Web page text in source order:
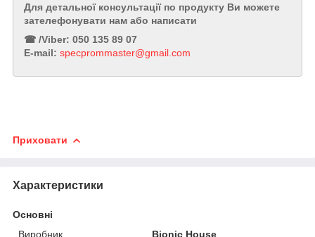
Для детальної консультації по продукту Ви можете
зателефонувати нам або написати
☎︎ /Viber: 050 135 89 07
E-mail: specprommaster@gmail.com
Приховати
Характеристики
Основні
Виробник
Bionic House